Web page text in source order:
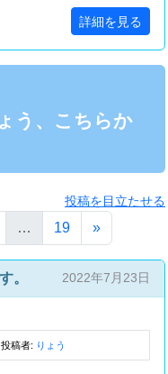
詳細を見る
う、こちらか
投稿を目立たせる
… 19 »
。 2022年7月23日
投稿者: りょう